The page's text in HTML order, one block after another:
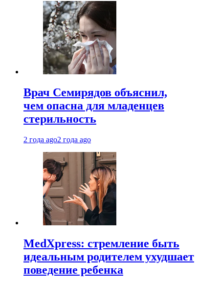
Врач Семирядов объяснил,
чем опасна для младенцев
стерильность
2 года ago2 года ago
MedXpress: стремление быть
идеальным родителем ухудшает
поведение ребенка